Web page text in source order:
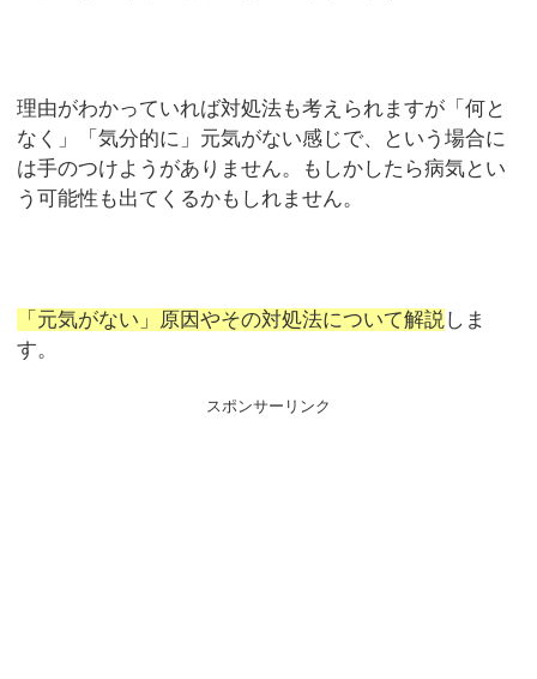
理由がわかっていれば対処法も考えられますが「何と
なく」「気分的に」元気がない感じで、という場合に
は手のつけようがありません。もしかしたら病気とい
う可能性も出てくるかもしれません。
「元気がない」原因やその対処法について解説 しま
す。
スポンサーリンク